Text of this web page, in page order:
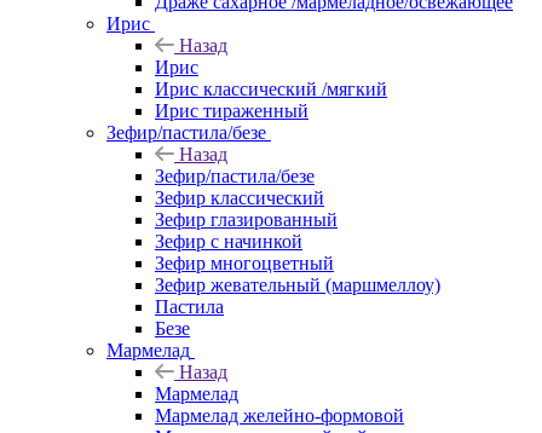
Ирис
Назад
Ирис
Ирис классический /мягкий
Ирис тираженный
Зефир/пастила/безе
Назад
Зефир/пастила/безе
Зефир классический
Зефир глазированный
Зефир с начинкой
Зефир многоцветный
Зефир жевательный (маршмеллоу)
Пастила
Безе
Мармелад
Назад
Мармелад
Мармелад желейно-формовой